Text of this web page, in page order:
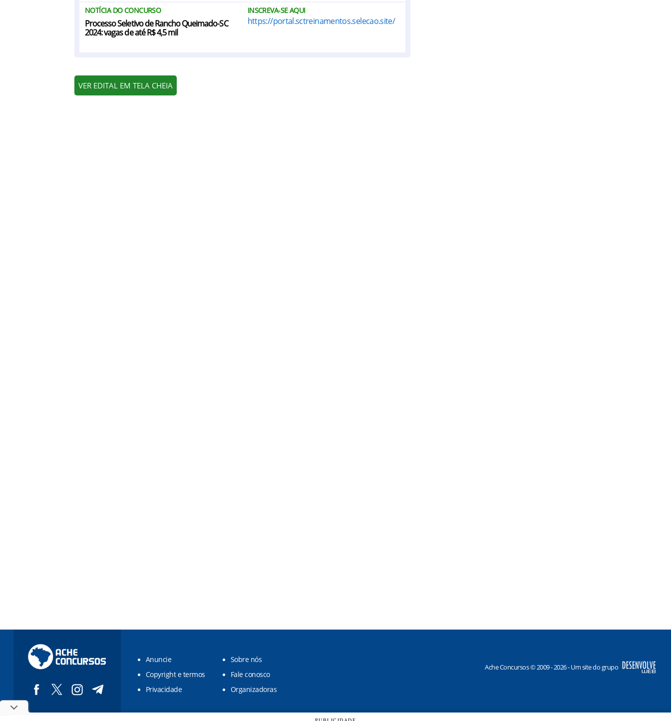
NOTÍCIA DO CONCURSO
Processo Seletivo de Rancho Queimado-SC
2024: vagas de até R$ 4,5 mil
INSCREVA-SE AQUI
https://portal.sctreinamentos.selecao.site/
VER EDITAL EM TELA CHEIA
Anuncie
Sobre nós
Copyright e termos
Fale conosco
Privacidade
Organizadoras
Ache Concursos © 2009 - 2026 - Um site do grupo